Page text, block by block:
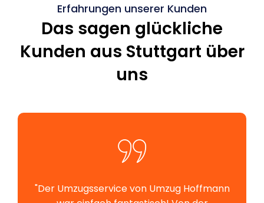
Erfahrungen unserer Kunden
Das sagen glückliche
Kunden aus Stuttgart über
uns
"Der Umzugsservice von Umzug Hoffmann